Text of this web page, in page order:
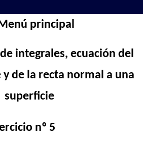
principal
integrales, ecuación del
de la recta normal a una
superficie
nº 5